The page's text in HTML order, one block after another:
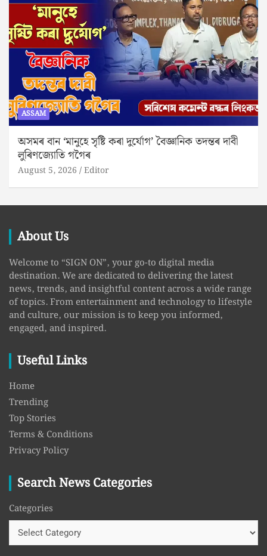
ASSAM
অসমৰ বান ‘মানুহে সৃষ্টি কৰা দুৰ্যোগ’ বৈজ্ঞানিক তদন্তৰ দাবী
লুৰিণজ্যোতি গগৈৰ
August 5, 2026 Editor
About Us
Welcome to “SIGN ON”, your go-to digital media
destination. We are dedicated to delivering the latest
news, trends, and insightful content across a wide range
of topics. From entertainment and technology to lifestyle
and culture, our mission is to keep you informed,
engaged, and inspired.
Useful Links
Home
Trending
Top Stories
Terms & Conditions
Privacy Policy
Search News Categories
Categories